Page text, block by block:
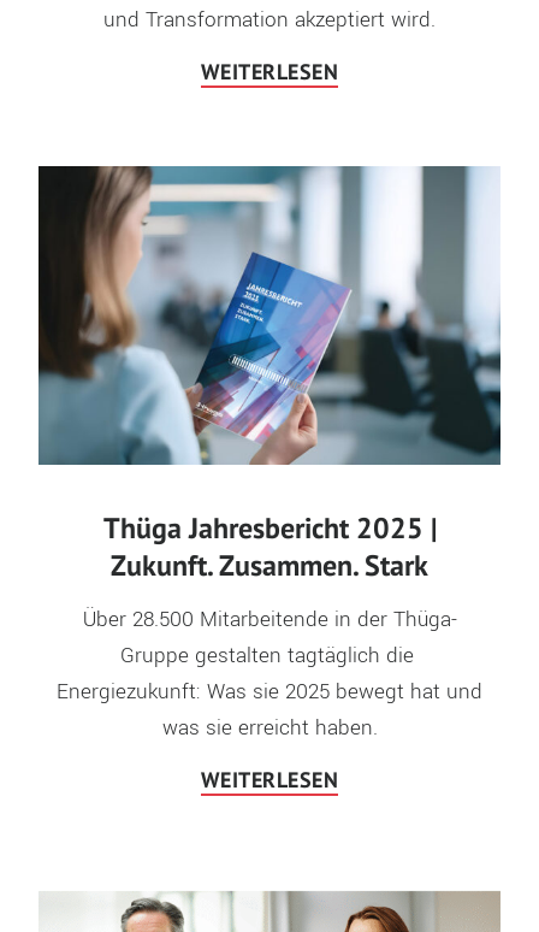
und Transformation akzeptiert wird.
WEITERLESEN
Thüga Jahresbericht 2025 |
Zukunft. Zusammen. Stark
Über 28.500 Mitarbeitende in der Thüga-
Gruppe gestalten tagtäglich die
Energiezukunft: Was sie 2025 bewegt hat und
was sie erreicht haben.
WEITERLESEN